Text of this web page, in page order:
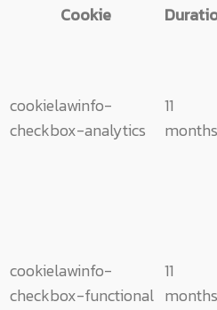
Cookie
cookielawinfo-
checkbox-analytics
11
months
cookielawinfo-
checkbox-functional
11
months